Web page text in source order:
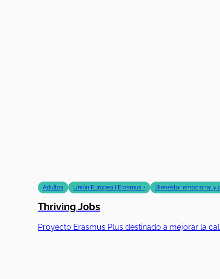
Adultos Unión Europea | Erasmus + Bienestar emocional y
Thriving Jobs
Proyecto Erasmus Plus destinado a mejorar la